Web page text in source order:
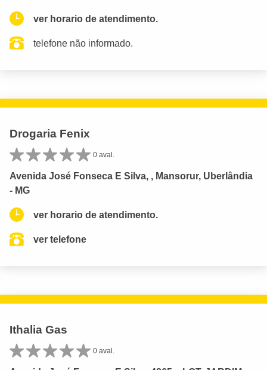
ver horario de atendimento.
telefone não informado.
Drogaria Fenix
0 aval.
Avenida José Fonseca E Silva, , Mansorur, Uberlândia
- MG
ver horario de atendimento.
ver telefone
Ithalia Gas
0 aval.